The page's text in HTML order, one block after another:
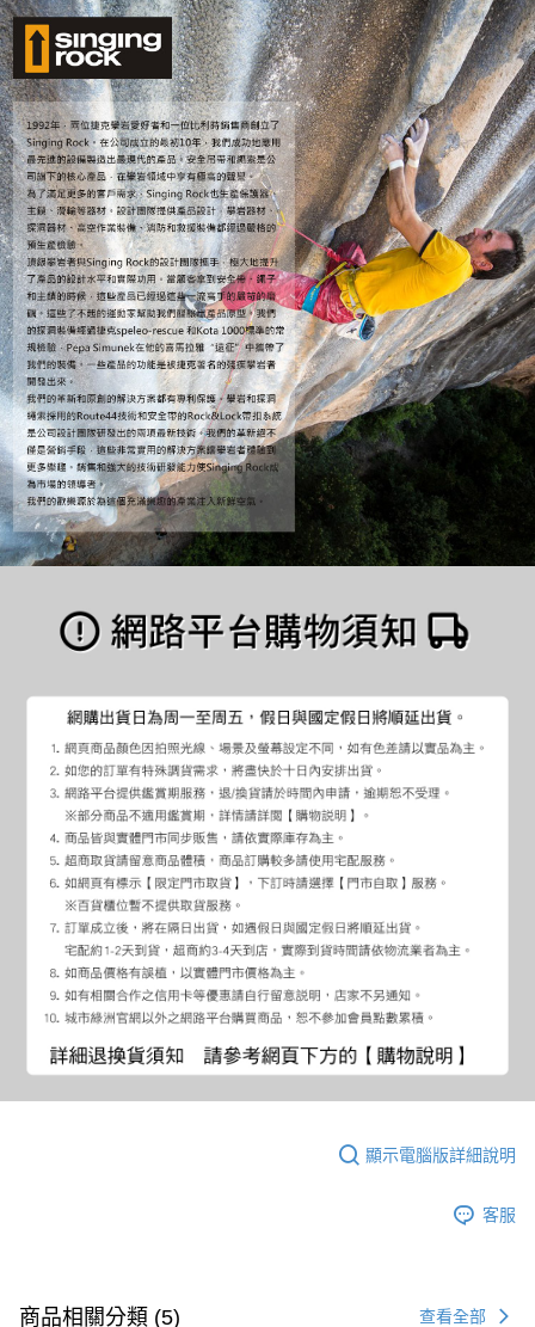
顯示電腦版詳細說明
客服
商品相關分類 (5) 查看全部